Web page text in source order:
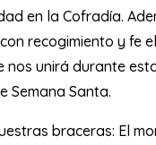
en la Cofradía.
recogimiento y fe
nos unirá durante
Semana Santa.
braceras: El